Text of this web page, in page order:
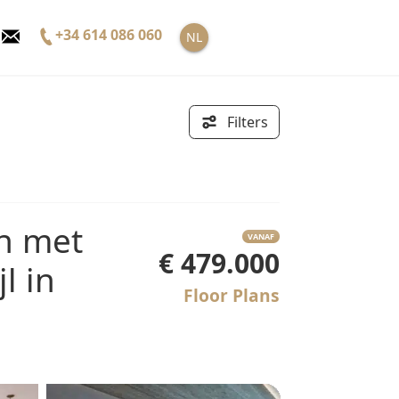
+34 614 086 060 NL
Filters
in
VANAF
€ 479.000
Floor Plans